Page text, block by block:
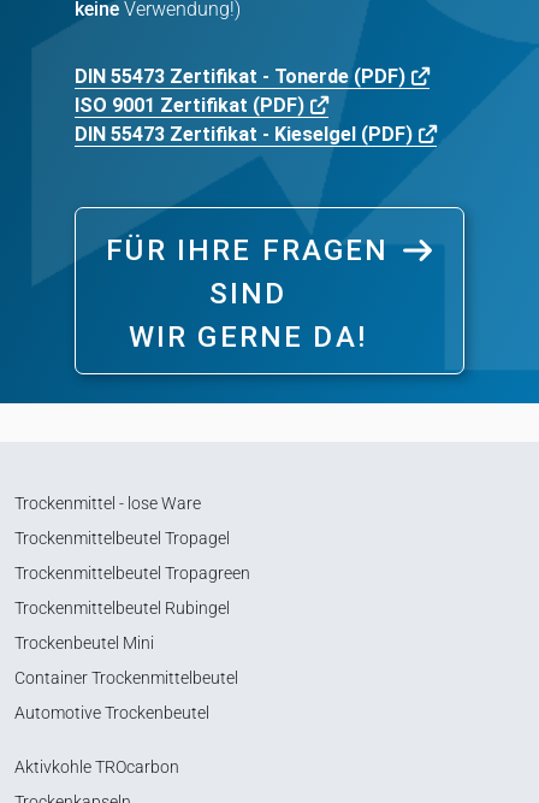
keine Verwendung!)
DIN 55473 Zertifikat - Tonerde (PDF)
ISO 9001 Zertifikat (PDF)
DIN 55473 Zertifikat - Kieselgel (PDF)
FÜR IHRE FRAGEN
SIND
WIR GERNE DA!
Trockenmittel - lose Ware
Trockenmittelbeutel Tropagel
Trockenmittelbeutel Tropagreen
Trockenmittelbeutel Rubingel
Trockenbeutel Mini
Container Trockenmittelbeutel
Automotive Trockenbeutel
Aktivkohle TROcarbon